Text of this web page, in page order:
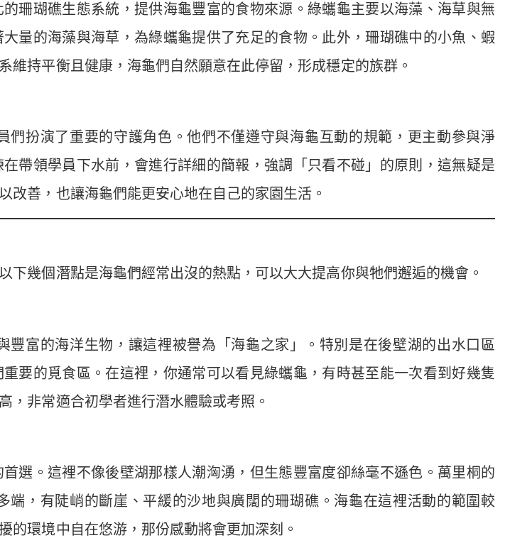
珊瑚礁生態系統，提供海龜豐富的食物來源。綠蠵龜主要以海藻、海草與無
量的海藻與海草，為綠蠵龜提供了充足的食物。此外，珊瑚礁中的小魚、蝦
持平衡且健康，海龜們自然願意在此停留，形成穩定的族群。
扮演了重要的守護角色。他們不僅遵守與海龜互動的規範，更主動參與淨
帶領學員下水前，會進行詳細的簡報，強調「只看不碰」的原則，這無疑是
改善，也讓海龜們能更安心地在自己的家園生活。
幾個潛點是海龜們經常出沒的熱點，可以大大提高你與牠們邂逅的機會。
富的海洋生物，讓這裡被譽為「海龜之家」。特別是在後壁湖的出水口區
要的覓食區。在這裡，你通常可以看見綠蠵龜，有時甚至能一次看到好幾隻
，非常適合初學者進行潛水體驗或考照。
選。這裡不像後壁湖那樣人潮洶湧，但生態豐富度卻絲毫不遜色。萬里桐的
，有陡峭的斷崖、平緩的沙地與廣闊的珊瑚礁。海龜在這裡活動的範圍較
的環境中自在悠游，那份感動將會更加深刻。